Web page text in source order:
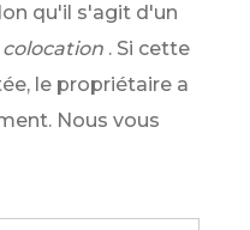
qu'il s'agit d'un
colocation . Si cette
le propriétaire a
Nous vous